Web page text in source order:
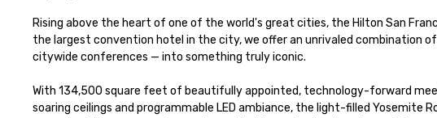
Rising above the heart of one of the world's great cities, the Hilton San
the largest convention hotel in the city, we offer an unrivaled combination
citywide conferences — into something truly iconic.
With 134,500 square feet of beautifully appointed, technology-forward
soaring ceilings and programmable LED ambiance, the light-filled Yosemite